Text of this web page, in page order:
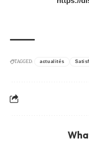
TAGGED: actualités